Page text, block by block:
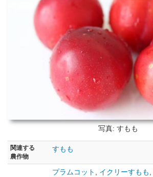
写真: すもも
関連する
農作物
すもも
プラムコット イクリーすもも